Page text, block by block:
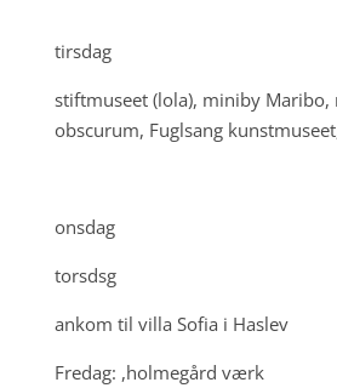
tirsdag
stiftmuseet (lola), miniby Maribo,
obscurum, Fuglsang
onsdag
torsdsg
ankom til villa Sofia i Haslev
Fredag: ,holmegård værk